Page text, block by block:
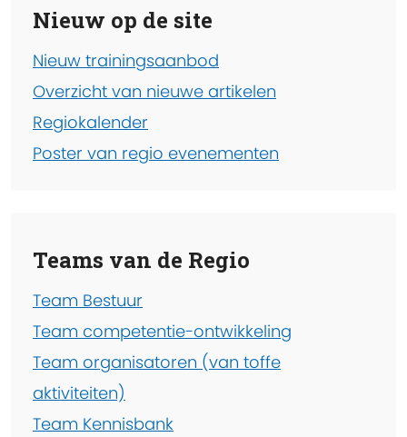
Nieuw op de site
Nieuw trainingsaanbod
Overzicht van nieuwe artikelen
Regiokalender
Poster van regio evenementen
Teams van de Regio
Team Bestuur
Team competentie-ontwikkeling
Team organisatoren (van toffe
aktiviteiten)
Team Kennisbank